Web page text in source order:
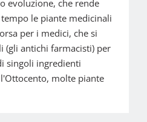
evoluzione, che rende
le piante medicinali
per i medici, che si
(gli antichi farmacisti) per
singoli ingredienti
molte piante